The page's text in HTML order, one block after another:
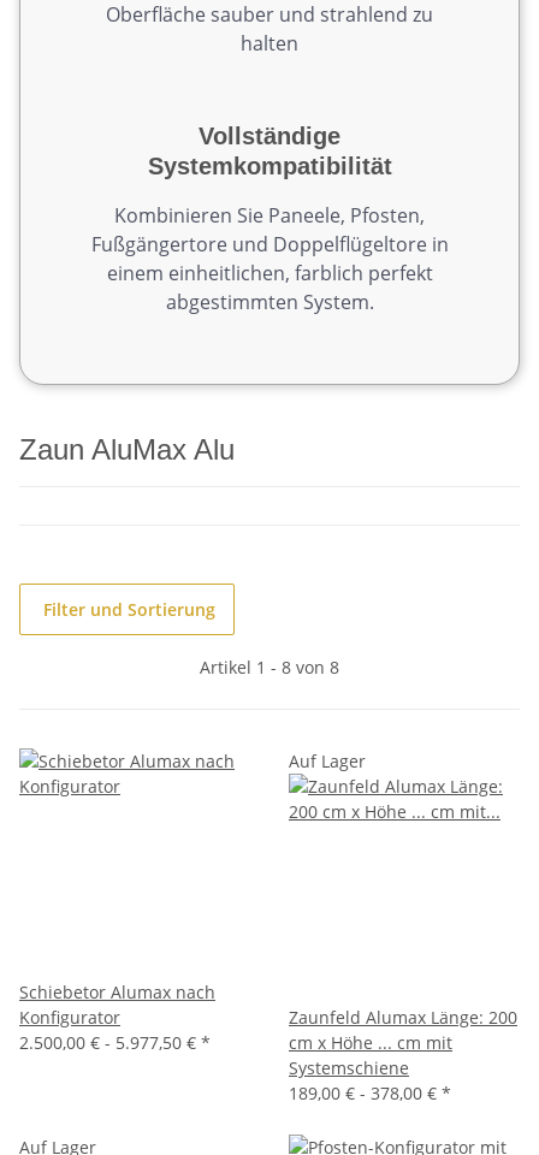
Oberfläche sauber und strahlend zu
halten
Vollständige
Systemkompatibilität
Kombinieren Sie Paneele, Pfosten,
Fußgängertore und Doppelflügeltore in
einem einheitlichen, farblich perfekt
abgestimmten System.
Zaun AluMax Alu
Filter und Sortierung
Artikel 1 - 8 von 8
Schiebetor Alumax nach
Konfigurator
2.500,00 € - 5.977,50 € *
Auf Lager
Zaunfeld Alumax Länge: 200
cm x Höhe ... cm mit
Systemschiene
189,00 € - 378,00 € *
Auf Lager